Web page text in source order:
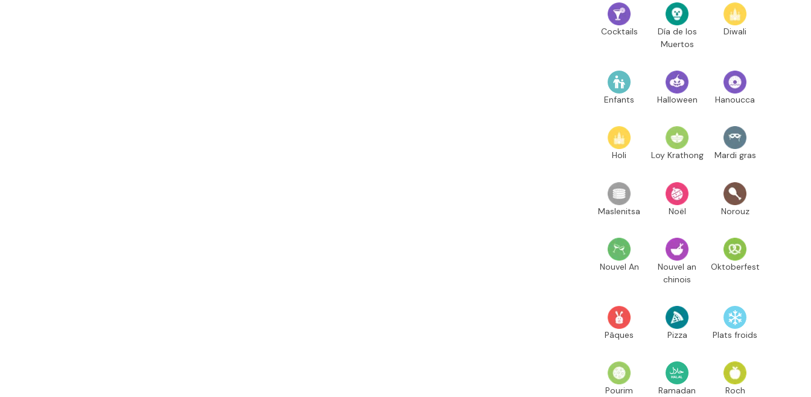
Cocktails
Día de los
Muertos
Diwali
Enfants Halloween Hanoucca
Holi Loy Krathong Mardi gras
Maslenitsa Noël Norouz
Nouvel An
Nouvel an
chinois
Oktoberfest
Pâques Pizza Plats froids
Pourim Ramadan Roch